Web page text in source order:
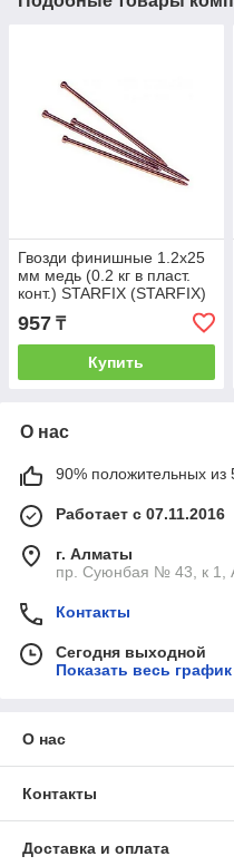
Гвозди финишные 1.2х25
мм медь (0.2 кг в пласт.
конт.) STARFIX (STARFIX)
(SMP1-25897-02)
957 ₸
Купить
О нас
90% положительных из
Работает с 07.11.2016
г. Алматы
пр. Суюнбая № 43, к 1,
Контакты
Сегодня выходной
Показать весь
О нас
Контакты
Доставка и оплата